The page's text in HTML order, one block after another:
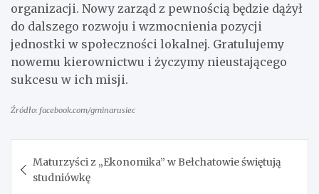
organizacji. Nowy zarząd z pewnością będzie dążył
do dalszego rozwoju i wzmocnienia pozycji
jednostki w społeczności lokalnej. Gratulujemy
nowemu kierownictwu i życzymy nieustającego
sukcesu w ich misji.
Źródło: facebook.com/gminarusiec
wpisu
Maturzyści z „Ekonomika” w Bełchatowie świętują
studniówkę